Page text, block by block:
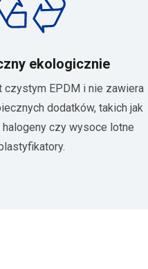
ekologicznie
czystym EPDM i nie zawiera
dodatków, takich jak
czy wysoce lotne